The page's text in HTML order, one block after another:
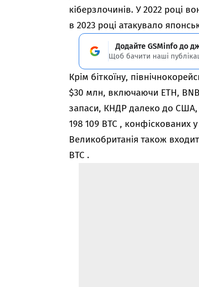
кіберзлочинів. У 2022 році
в 2023 році атакувало
Додайте GSMinfo до
Щоб бачити наші
Крім біткоїну,
$30 млн, включаючи ETH,
запаси, КНДР далеко до
198 109 BTC , конфіскованих
Великобританія також
BTC .